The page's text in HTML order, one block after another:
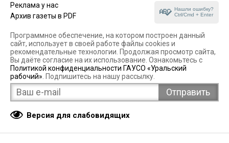
Реклама у нас
Архив газеты в PDF
Нашли ошибку?
Ctrl/Cmd + Enter
Программное обеспечение, на котором построен данный
сайт, использует в своей работе файлы cookies и
рекомендательные технологии. Продолжая просмотр сайта,
Вы даёте согласие на их использование. Ознакомьтесь с
Политикой конфиденциальности ГАУСО «Уральский
рабочий» . Подпишитесь на нашу рассылку.
Версия для слабовидящих